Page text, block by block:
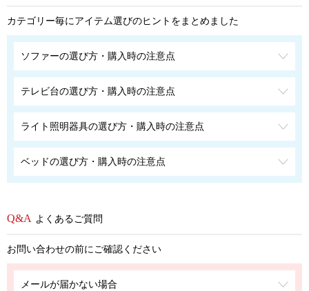
カテゴリー毎にアイテム選びのヒントをまとめました
ソファーの選び方・購入時の注意点
テレビ台の選び方・購入時の注意点
ライト照明器具の選び方・購入時の注意点
ベッドの選び方・購入時の注意点
よくあるご質問
お問い合わせの前にご確認ください
メールが届かない場合